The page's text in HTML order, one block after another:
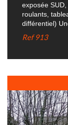
exposée
roulants,
différentiel)
Ref913